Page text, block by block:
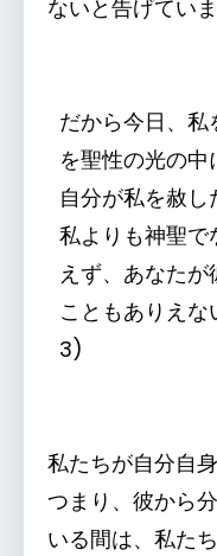
ないと告げていま
だから今日、
を聖性の光の
自分が私を赦
私よりも神聖で
えず、あなたが
こともありえ
3)
私たちが自分自
つまり、彼から
いる間は、私た